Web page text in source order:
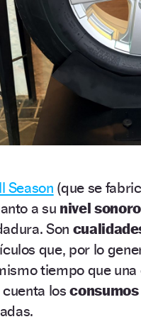
Season (que se
a su nivel
Son
que, por lo
tiempo que
cuenta los